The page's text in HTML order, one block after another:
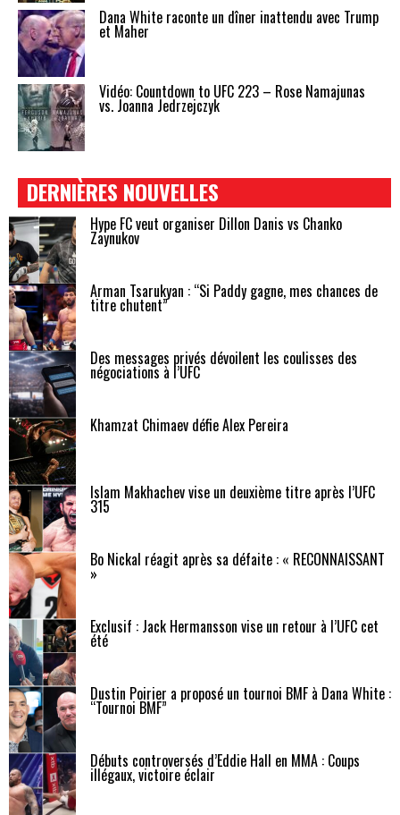
Dana White raconte un dîner inattendu avec Trump
et Maher
Vidéo: Countdown to UFC 223 – Rose Namajunas
vs. Joanna Jedrzejczyk
DERNIÈRES NOUVELLES
Hype FC veut organiser Dillon Danis vs Chanko
Zaynukov
Arman Tsarukyan : “Si Paddy gagne, mes chances de
titre chutent”
Des messages privés dévoilent les coulisses des
négociations à l’UFC
Khamzat Chimaev défie Alex Pereira
Islam Makhachev vise un deuxième titre après l’UFC
315
Bo Nickal réagit après sa défaite : « RECONNAISSANT
»
Exclusif : Jack Hermansson vise un retour à l’UFC cet
été
Dustin Poirier a proposé un tournoi BMF à Dana White :
“Tournoi BMF”
Débuts controversés d’Eddie Hall en MMA : Coups
illégaux, victoire éclair